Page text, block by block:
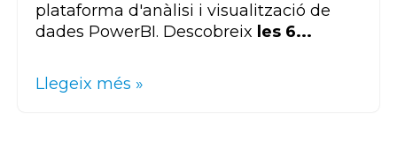
plataforma d'anàlisi i visualització de
dades PowerBI. Descobreix les 6...
Llegeix més »